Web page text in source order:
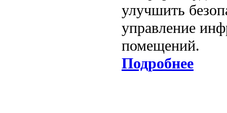
улучшить
управление
помещений.
Подробнее